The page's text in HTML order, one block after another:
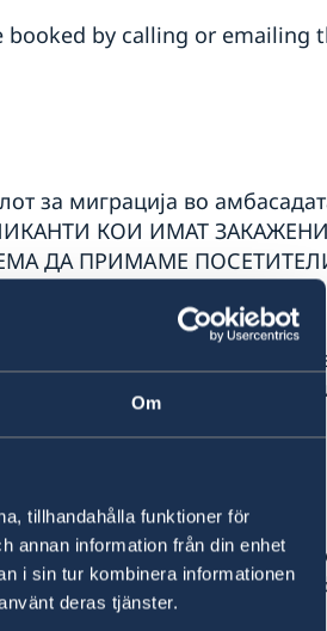
Om
tillhandahålla funktioner för
annan information från din enhet
i sin tur kombinera informationen
deras tjänster.
by calling or emailing
за миграција во
КОИ ИМАТ
ДА ПРИМAМЕ
треба да се закажуваат со
на одделот за
i Migracionit në ambasadën
KANË CAKTUAR
TË CAKTUARA NUK DO